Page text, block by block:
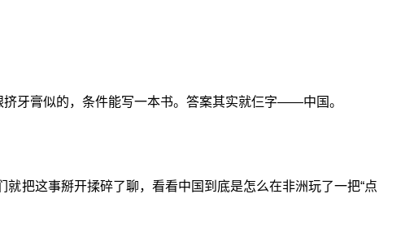
牙膏似的，条件能写一本书。答案其实就仨字——中国。
就把这事掰开揉碎了聊，看看中国到底是怎么在非洲玩了一把“点